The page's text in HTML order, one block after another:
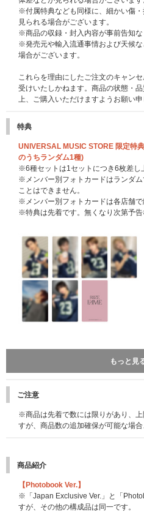
※付属特典なども同様に、細かい傷
見られる場合がございます。
※商品の収録・封入内容が事前告知な
※発売元や輸入流通事情および天候
場合がございます。
これらを理由にしたご注文のキャン
受けいたしかねます。商品の状態・
上、ご購入いただけますようお願い申
特典
UNIVERSAL MUSIC STORE 限定特
のうちランダム1種)
※6種セットは1セットにつき6枚差し
※メンバー別フォトカードはランダ
ことはできません。
※メンバー別フォトカードは各店舗で
※特典は先着です。無くなり次第予告
※こちらは終了しました※
げます。
ます。
※特典の内容、応募方法等の詳細は
【RIIZE The 2nd Single『Fame』応
ラインイベント」概要】
■開催日程：2026年1月29日(木)
■会場：東京都内某所
もっと見
ご注意
※商品は先着で数には限りがあり、
すが、商品数の追加確保が可能な場
商品紹介
【Photobook Ver.】
※「Japan Exclusive Ver.」と「
すが、その他の構成品は同一です。